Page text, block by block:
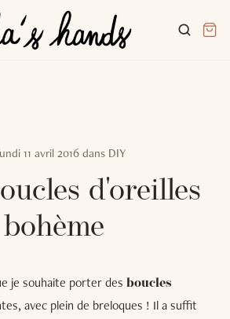
11 avril 2016dans DIY
d'oreilles
bohème
je souhaite porter des boucles
avec plein de breloques ! Il a suffit